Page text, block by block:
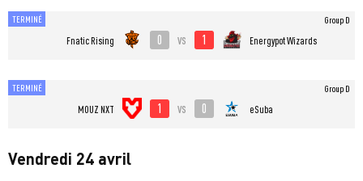
TERMINÉ
Fnatic Rising 0 vs 1 Energypot Wizards
Group D
TERMINÉ
MOUZ NXT 1 vs 0 eSuba
Group D
Vendredi 24 avril